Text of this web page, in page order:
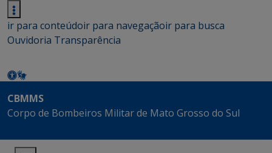
ir para conteúdoir para navegaçãoir para busca
Ouvidoria Transparência
CBMMS
Corpo de Bombeiros Militar de Mato Grosso do Sul